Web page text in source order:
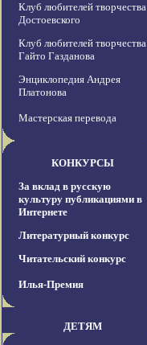
Клуб любителей творчества
Достоевского
Клуб любителей творчества
Гайто Газданова
Энциклопедия Андрея
Платонова
Мастерская перевода
КОНКУРСЫ
За вклад в русскую
культуру публикациями в
Интернете
Литературный конкурс
Читательский конкурс
Илья-Премия
ДЕТЯМ